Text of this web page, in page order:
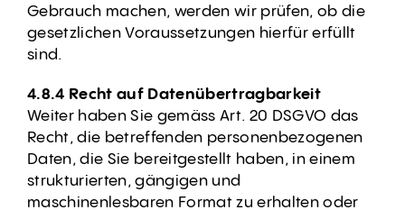
Gebrauch machen, werden wir prüfen, ob die
gesetzlichen Voraussetzungen hierfür erfüllt
sind.
4.8.4 Recht auf Datenübertragbarkeit
Weiter haben Sie gemäss Art. 20 DSGVO das
Recht, die betreffenden personenbezogenen
Daten, die Sie bereitgestellt haben, in einem
strukturierten, gängigen und
maschinenlesbaren Format zu erhalten oder